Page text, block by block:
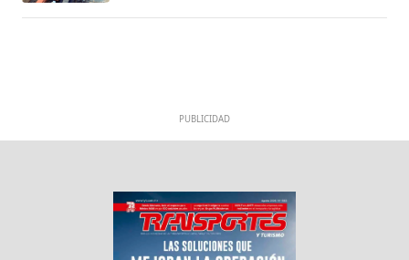
PUBLICIDAD